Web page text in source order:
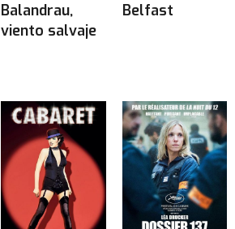
Balandrau,
viento salvaje
Belfast